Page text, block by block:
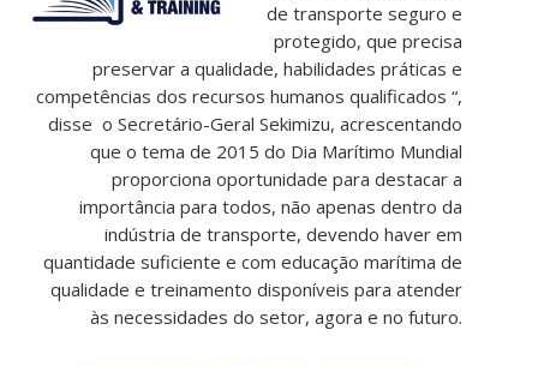
de transporte seguro e
protegido, que precisa
preservar a qualidade, habilidades práticas e
competências dos recursos humanos qualificados “,
disse o Secretário-Geral Sekimizu, acrescentando
que o tema de 2015 do Dia Marítimo Mundial
proporciona oportunidade para destacar a
importância para todos, não apenas dentro da
indústria de transporte, devendo haver em
quantidade suficiente e com educação marítima de
qualidade e treinamento disponíveis para atender
às necessidades do setor, agora e no futuro.